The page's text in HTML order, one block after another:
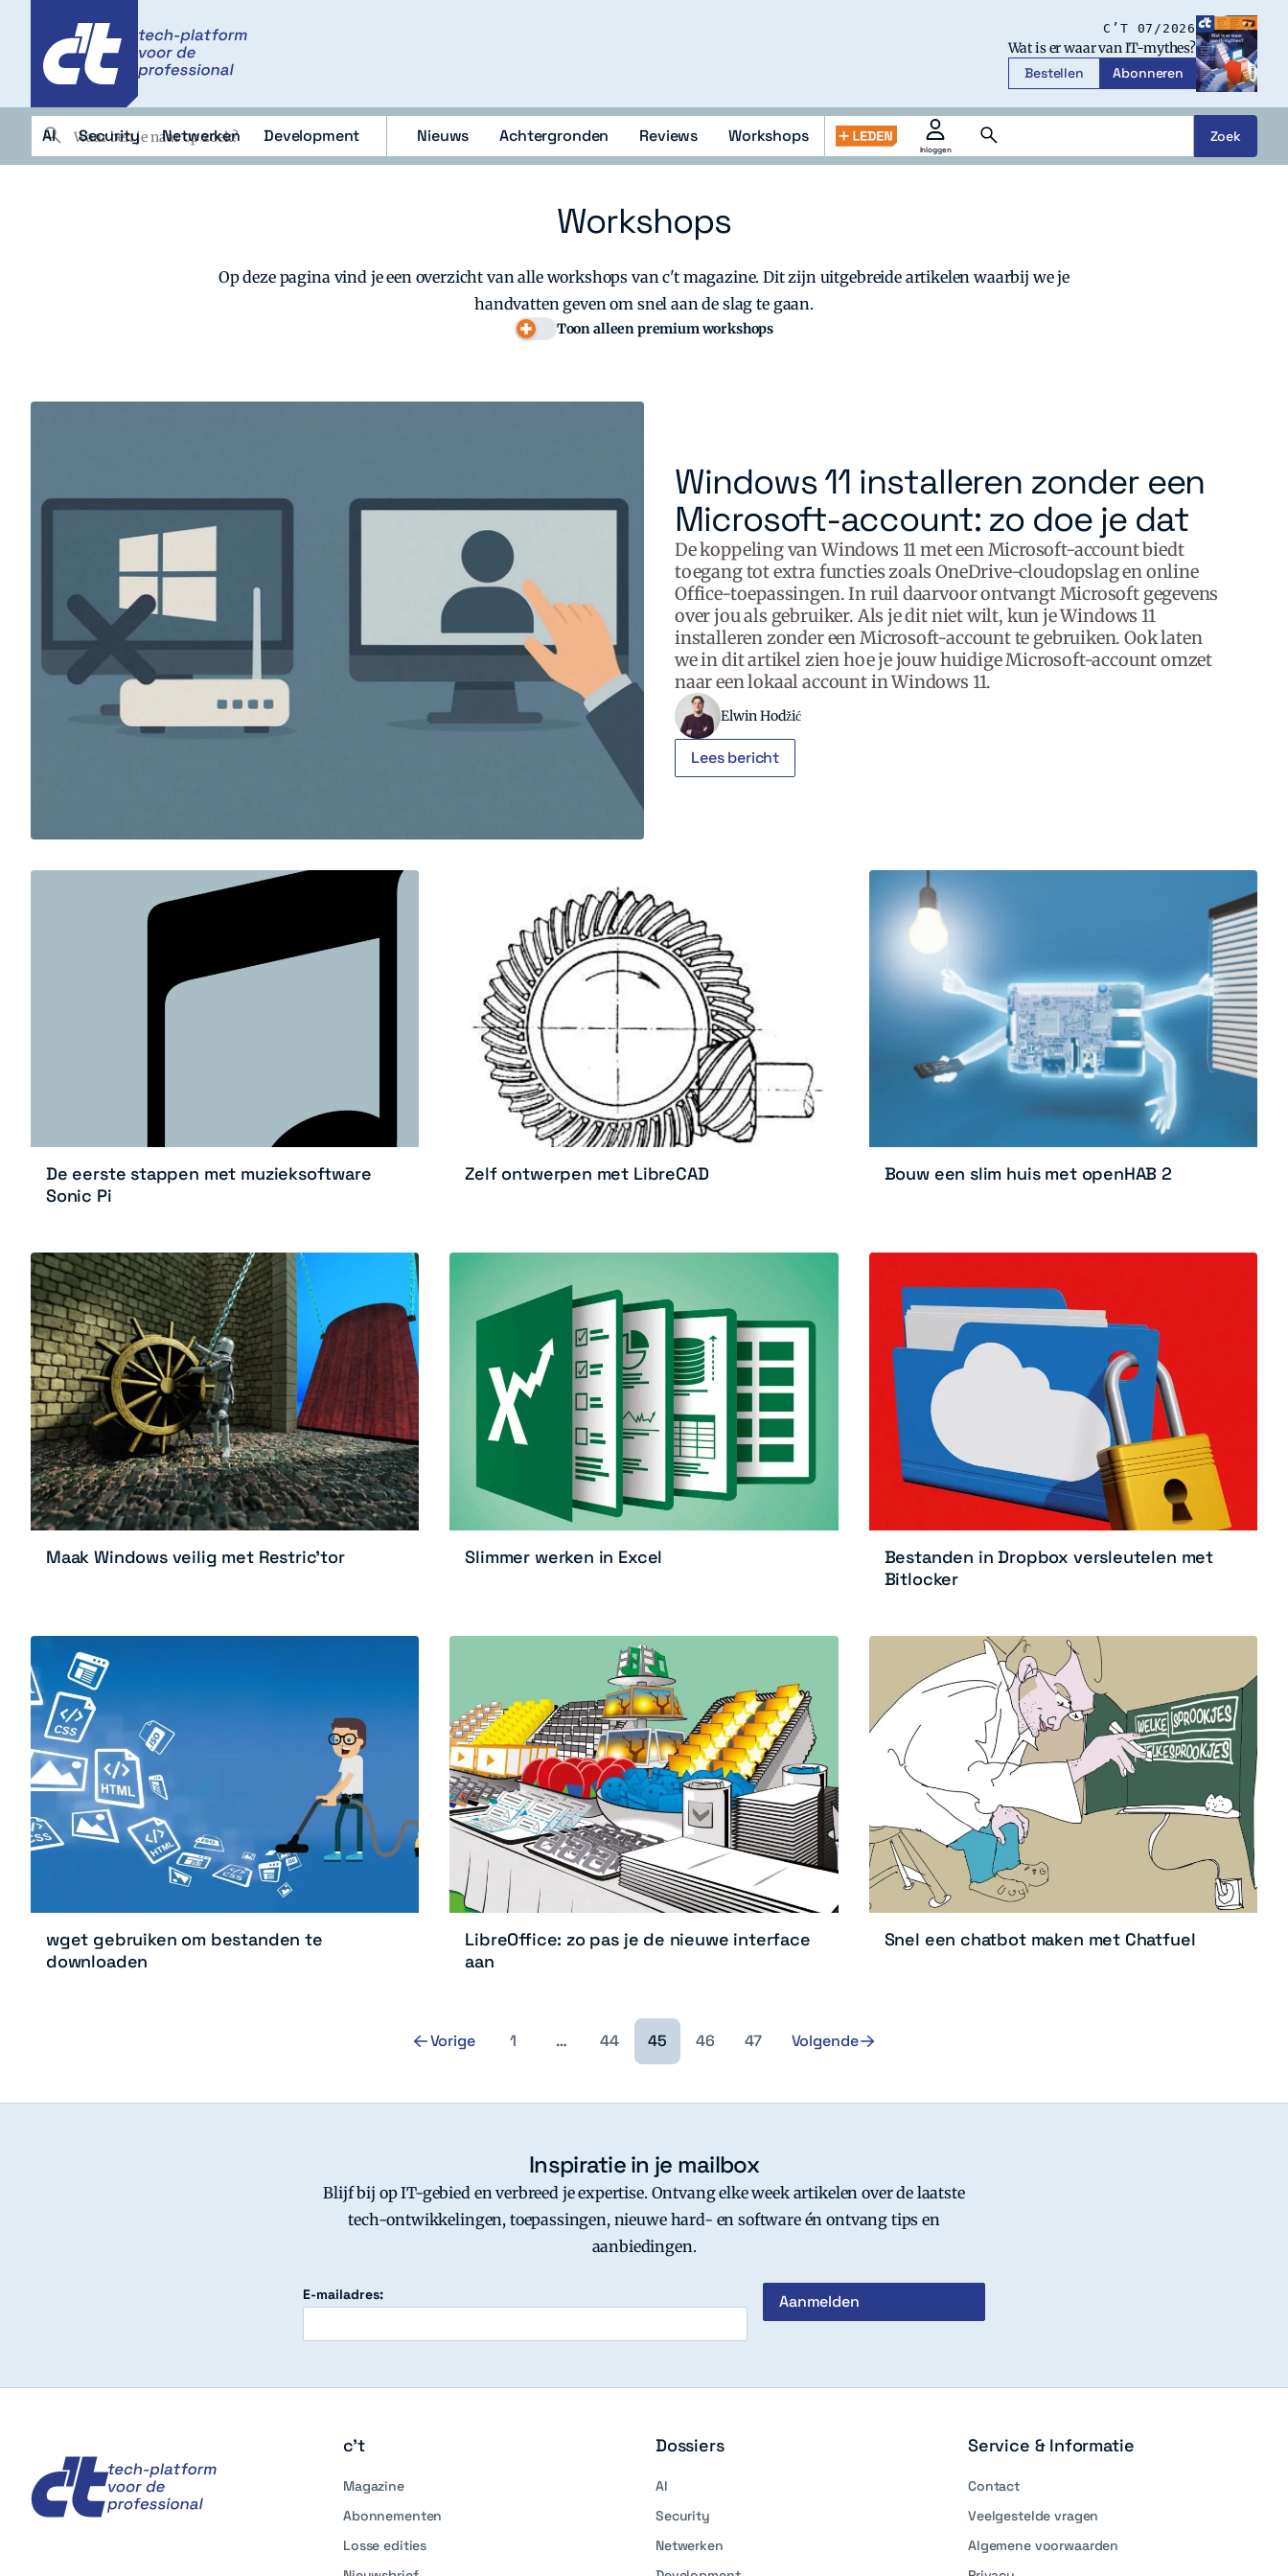
C’T 07/2026
Wat is er waar van IT-mythes?
Bestellen
Abonneren
AI Security Netwerken Development Nieuws Achtergronden Reviews Workshops
Inloggen
Zoeken
openen
c't
AI Security Netwerken Development Abonneren
Zoeken
Zoeken Zoek
Workshops
Op deze pagina vind je een overzicht van alle workshops van c't magazine. Dit zijn uitgebreide artikelen waarbij we je
handvatten geven om snel aan de slag te gaan.
Toon alleen premium workshops
Windows 11 installeren zonder een
Microsoft-account: zo doe je dat
De koppeling van Windows 11 met een Microsoft-account biedt
toegang tot extra functies zoals OneDrive-cloudopslag en online
Office-toepassingen. In ruil daarvoor ontvangt Microsoft gegevens
over jou als gebruiker. Als je dit niet wilt, kun je Windows 11
installeren zonder een Microsoft-account te gebruiken. Ook laten
we in dit artikel zien hoe je jouw huidige Microsoft-account omzet
naar een lokaal account in Windows 11.
Elwin Hodžić
Lees bericht
De eerste stappen met muzieksoftware
Sonic Pi
Zelf ontwerpen met LibreCAD Bouw een slim huis met openHAB 2
Maak Windows veilig met Restric’tor Slimmer werken in Excel
Bestanden in Dropbox versleutelen met
Bitlocker
wget gebruiken om bestanden te
downloaden
LibreOffice: zo pas je de nieuwe interface
aan
Snel een chatbot maken met Chatfuel
Vorige 1 … 44 45 46 47 Volgende
Inspiratie in je mailbox
Blijf bij op IT-gebied en verbreed je expertise. Ontvang elke week artikelen over de laatste
tech-ontwikkelingen, toepassingen, nieuwe hard- en software én ontvang tips en
aanbiedingen.
E-mailadres:
c't
Magazine
Abonnementen
Losse edities
Dossiers
AI
Security
Netwerken
Service & Informatie
Contact
Veelgestelde vragen
Algemene voorwaarden